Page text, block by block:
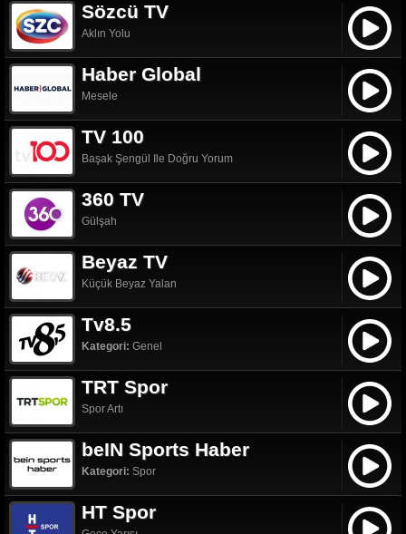
Sözcü TV
Aklın Yolu
Haber Global
Mesele
TV 100
Başak Şengül Ile Doğru Yorum
360 TV
Gülşah
Beyaz TV
Küçük Beyaz Yalan
Tv8.5
Kategori: Genel
TRT Spor
Spor Artı
beIN Sports Haber
Kategori: Spor
HT Spor